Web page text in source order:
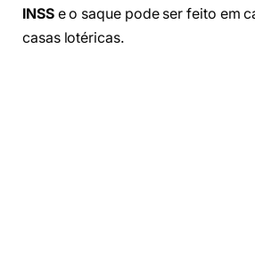
INSSe o saque pode ser feito em
casas lotéricas.